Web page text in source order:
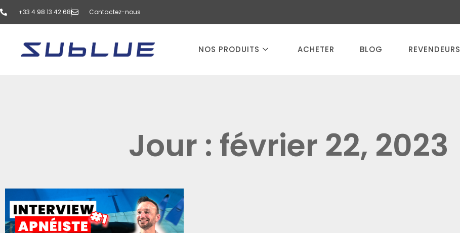
‭+33 4 98 13 42 68‬ Contactez-nous
NOS PRODUITS ACHETER BLOG REVENDEURS
Jour : février 22, 2023